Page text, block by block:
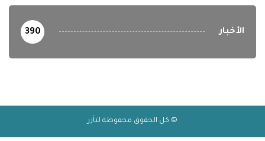
الأخبار 390
© كل الحقوق محفوظة لتآزر